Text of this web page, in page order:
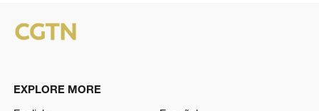
EXPLORE MORE